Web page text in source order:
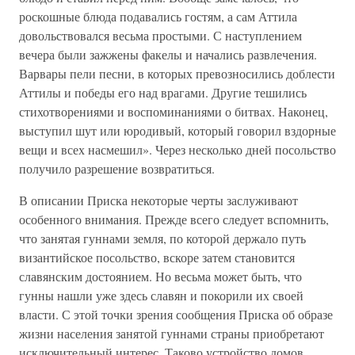
роскошные блюда подавались гостям, а сам Аттила
довольствовался весьма простыми. С наступлением
вечера были зажжены факелы и начались развлечения.
Варвары пели песни, в которых превозносились доблести
Аттилы и победы его над врагами. Другие тешились
стихотворениями и воспоминаниями о битвах. Наконец,
выступил шут или юродивый, который говорил вздорные
вещи и всех насмешил». Через несколько дней посольство
получило разрешение возвратиться.
В описании Приска некоторые черты заслуживают
особенного внимания. Прежде всего следует вспомнить,
что занятая гуннами земля, по которой держало путь
византийское посольство, вскоре затем становится
славянским достоянием. Но весьма может быть, что
гунны нашли уже здесь славян и покорили их своей
власти. С этой точки зрения сообщения Приска об образе
жизни населения занятой гуннами страны приобретают